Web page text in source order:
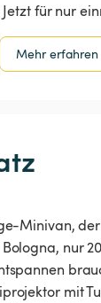
für nur
Mehr erfahren
Minivan,
nur
mit